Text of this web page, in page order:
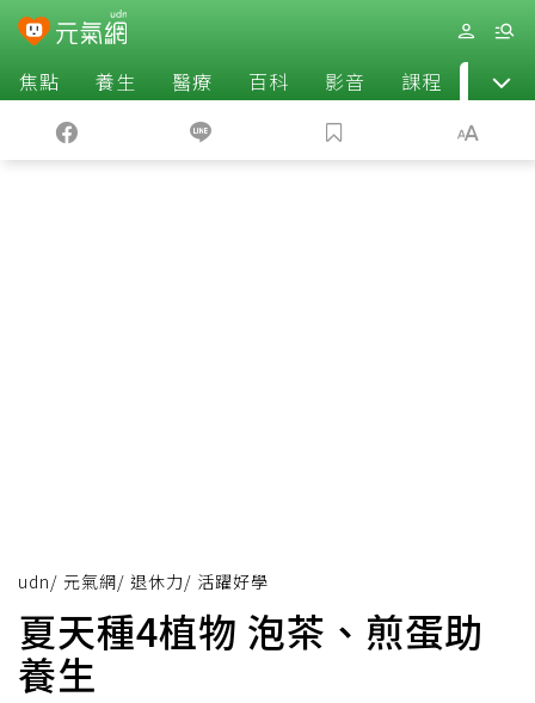
焦點 養生 醫療 百科 影音 課程 退休
udn/ 元氣網/ 退休力/ 活躍好學
夏天種4植物 泡茶、煎蛋助
養生